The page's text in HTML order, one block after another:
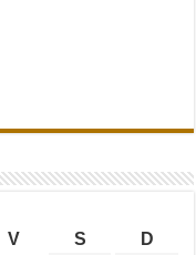
V S
D